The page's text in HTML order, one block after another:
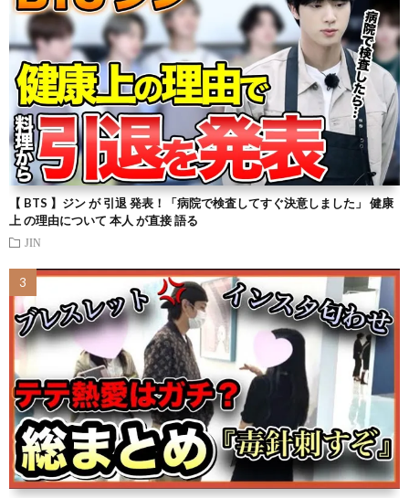
【 BTS 】ジン が 引退 発表！「病院で検査してすぐ決意しました」 健康
上 の理由について 本人 が直接 語る
JIN